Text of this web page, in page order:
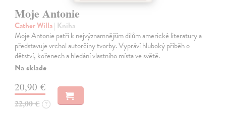
Moje Antonie
Cather Willa| Kniha
Moje Antonie patří k nejvýznamnějším dílům americké literatury a
představuje vrchol autorčiny tvorby. Vypráví hluboký příběh o
dětství, kořenech a hledání vlastního místa ve světě.
Na sklade
20,90 €
22,00 € ?